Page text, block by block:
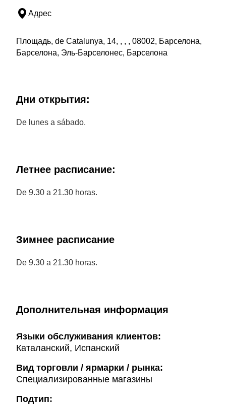
Адрес
Площадь, de Catalunya, 14, , , , 08002, Барселона,
Барселона, Эль-Барселонес, Барселона
Дни открытия:
De lunes a sábado.
Летнее расписание:
De 9.30 a 21.30 horas.
Зимнее расписание
De 9.30 a 21.30 horas.
Дополнительная информация
Языки обслуживания клиентов:
Каталанский, Испанский
Вид торговли / ярмарки / рынка:
Специализированные магазины
Подтип: